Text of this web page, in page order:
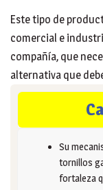
Este tipo de
comercial e
compañía, que
alternativa que
Su
tornillos
fortaleza